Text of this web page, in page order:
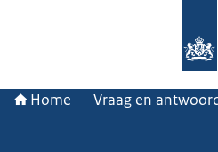
Home Vraag en